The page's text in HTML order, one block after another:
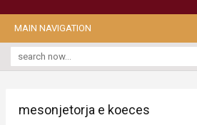
MAIN NAVIGATION
mesonjetorja e koeces